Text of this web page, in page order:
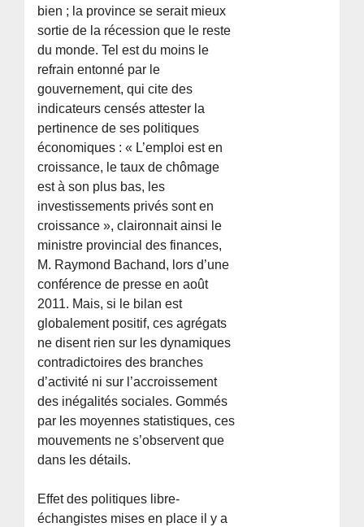
bien ; la province se serait mieux
sortie de la récession que le reste
du monde. Tel est du moins le
refrain entonné par le
gouvernement, qui cite des
indicateurs censés attester la
pertinence de ses politiques
économiques : « L’emploi est en
croissance, le taux de chômage
est à son plus bas, les
investissements privés sont en
croissance », claironnait ainsi le
ministre provincial des finances,
M. Raymond Bachand, lors d’une
conférence de presse en août
2011. Mais, si le bilan est
globalement positif, ces agrégats
ne disent rien sur les dynamiques
contradictoires des branches
d’activité ni sur l’accroissement
des inégalités sociales. Gommés
par les moyennes statistiques, ces
mouvements ne s’observent que
dans les détails.
Effet des politiques libre-
échangistes mises en place il y a